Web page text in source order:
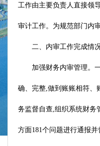
工作由主要负责人直接领
审计工作。为规范部门内
二、内审工作完成情
加强财务内审管理。
确、完整,做到账账相符、
务监督自查,组织系统财务
方面181个问题进行通报